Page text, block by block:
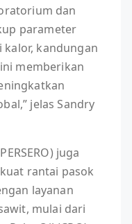
dan
parameter
kalor, kandungan
memberikan
jelas Sandry
juga
rantai pasok
layanan
mulai dari